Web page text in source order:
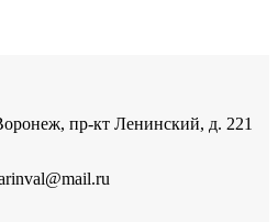
пр-кт Ленинский, д. 221